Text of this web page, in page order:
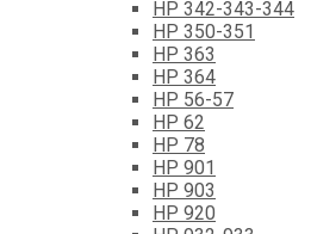
HP 342-343-344
HP 350-351
HP 363
HP 364
HP 56-57
HP 62
HP 78
HP 901
HP 903
HP 920